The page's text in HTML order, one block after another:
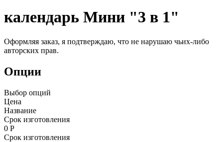
календарь Мини "3 в 1"
Оформляя заказ, я подтверждаю, что не нарушаю чьих-либо
авторских прав.
Опции
Выбор опций
Цена
Название
Срок изготовления
0 Р
Срок изготовления